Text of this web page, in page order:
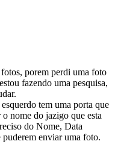
porem perdi uma foto
fazendo uma pesquisa,
tem uma porta que
nome do jazigo que esta
do Nome, Data
enviar uma foto.